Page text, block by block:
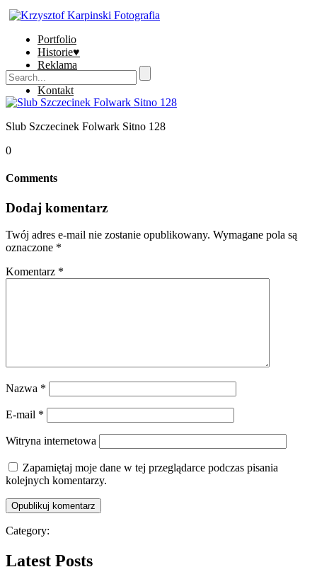
Portfolio
Historie♥
Reklama
Sklep
Kontakt
Slub Szczecinek Folwark Sitno 128
0
Comments
Dodaj komentarz
Twój adres e-mail nie zostanie opublikowany. Wymagane pola są
oznaczone *
Komentarz *
Nazwa *
E-mail *
Witryna internetowa
Zapamiętaj moje dane w tej przeglądarce podczas pisania
kolejnych komentarzy.
Category:
Latest Posts